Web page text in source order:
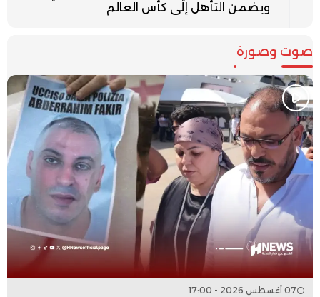
ويضمن التأهل إلى كأس العالم
صوت وصورة
07 أغسطس 2026 - 17:00